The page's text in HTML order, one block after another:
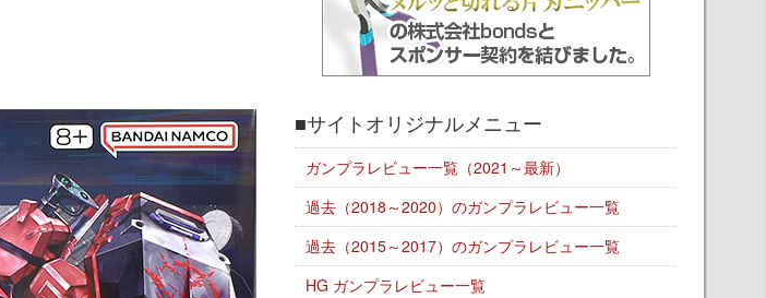
■サイトオリジナルメニュー
ガンプラレビュー一覧（2021～最新）
過去（2018～2020）のガンプラレビュー一覧
過去（2015～2017）のガンプラレビュー一覧
HG ガンプラレビュー一覧